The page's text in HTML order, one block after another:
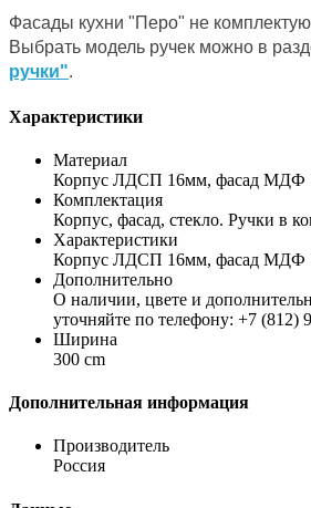
Фасады кухни "Перо" не
Выбрать модель ручек можно в
ручки".
Характеристики
Материал
Корпус ЛДСП 16мм, фасад МДФ
Комплектация
Корпус, фасад, стекло. Ручки в
Характеристики
Корпус ЛДСП 16мм, фасад
Дополнительно
О наличии, цвете и
уточняйте по телефону: +7 (812)
Ширина
300 cm
Дополнительная информация
Производитель
Россия